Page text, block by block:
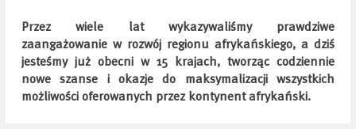
Przez wiele lat wykazywaliśmy prawdziwe
zaangażowanie w rozwój regionu afrykańskiego, a dziś
jesteśmy już obecni w 15 krajach, tworząc codziennie
nowe szanse i okazje do maksymalizacji wszystkich
możliwości oferowanych przez kontynent afrykański.